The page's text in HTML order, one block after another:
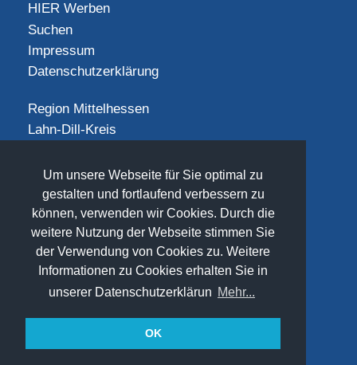
Um unsere Webseite für Sie optimal zu
gestalten und fortlaufend verbessern zu
können, verwenden wir Cookies. Durch die
weitere Nutzung der Webseite stimmen Sie
der Verwendung von Cookies zu. Weitere
Informationen zu Cookies erhalten Sie in
unserer Datenschutzerklärun Mehr...
OK
HIER Werben
Suchen
Impressum
Datenschutzerklärung
Region Mittelhessen
Lahn-Dill-Kreis
Landkreis Limburg-Weilburg
Landkreis Marburg-Biedenkopf
Vogelsbergkreis
SOCIAL